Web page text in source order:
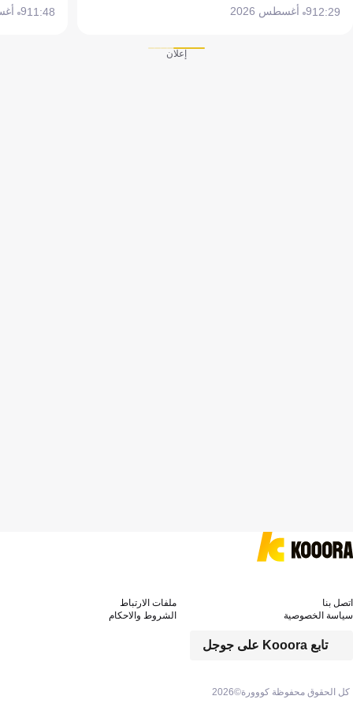
12:299 أغسطس 2026 11:489 أغسطس 2026
إعلان
كل الحقوق محفوظة كووورة©2026
تابع Kooora على جوجل
اتصل بنا
ملفات الارتباط
سياسة الخصوصية
الشروط والاحكام